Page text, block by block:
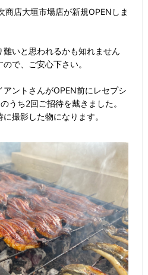
店大垣市場店が新規OPENしま
いと思われるかも知れません
で、ご安心下さい。
ントさんがOPEN前にレセプシ
うち2回ご招待を戴きました。
撮影した物になります。